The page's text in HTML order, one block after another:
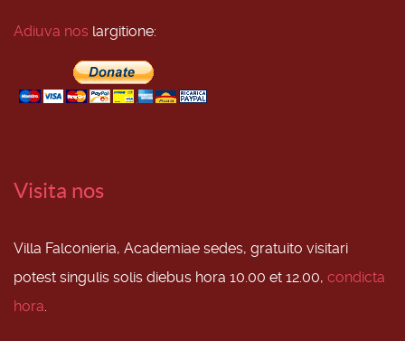
Adiuva nos largitione:
Visita nos
Villa Falconieria, Academiae sedes, gratuito visitari
potest singulis solis diebus hora 10.00 et 12.00, condicta
hora